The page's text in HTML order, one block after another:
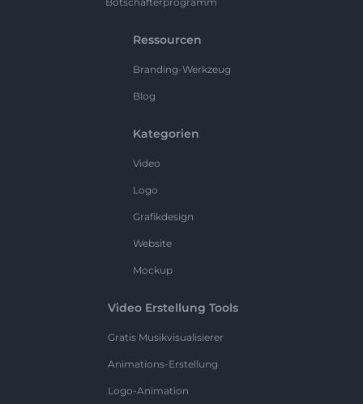
Ressourcen
Branding-Werkzeug
Blog
Kategorien
Video
Logo
Grafikdesign
Website
Mockup
Video Erstellung Tools
Gratis Musikvisualisierer
Animations-Erstellung
Logo-Animation